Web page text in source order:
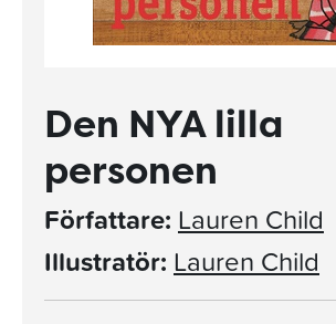
Den NYA lilla
personen
Författare: Lauren Child
Illustratör: Lauren Child